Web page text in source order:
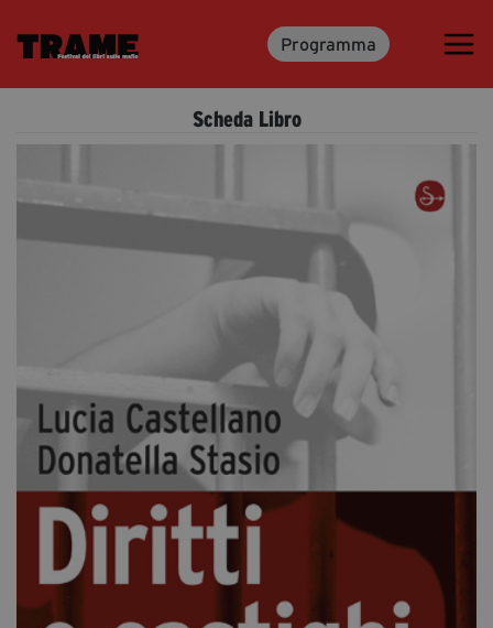
Programma
Trame.15
Media & Press
Rassegna Stampa
Partecipa
Diventa Partner
Dona
Scheda Libro